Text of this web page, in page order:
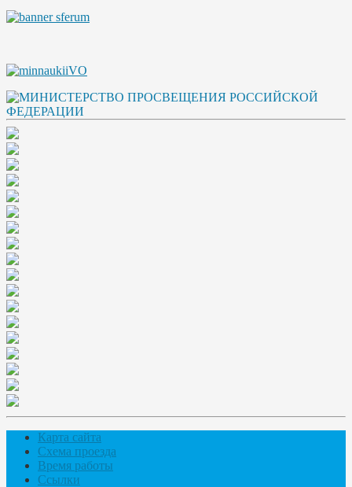
Карта сайта
Схема проезда
Время работы
Ссылки